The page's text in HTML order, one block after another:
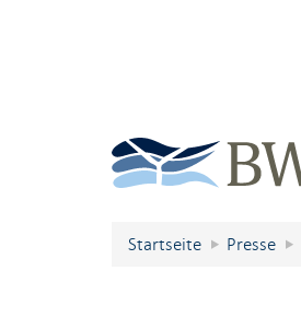
Startseite Presse